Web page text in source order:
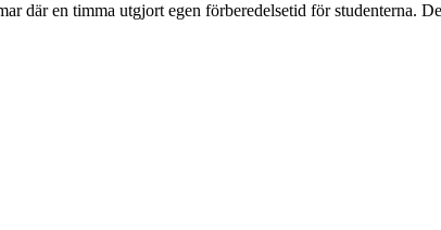
där en timma utgjort egen förberedelsetid för studenterna.